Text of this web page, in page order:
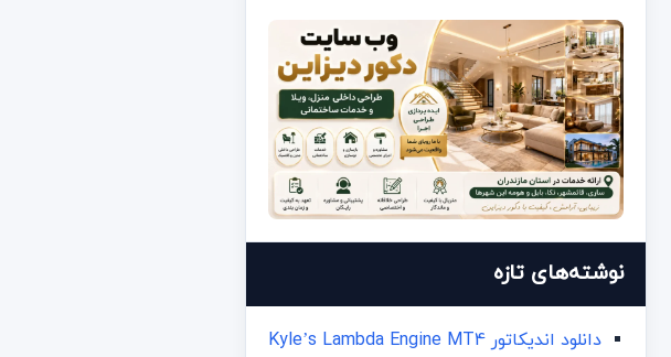
نوشته‌های تازه
دانلود اندیکاتور Kyle’s Lambda Engine MT4